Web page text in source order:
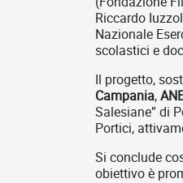
Riccardo
Nazionale
scolastici e
Il progetto,
Campania,
Salesiane” di
Portici,
Si conclude
obiettivo è